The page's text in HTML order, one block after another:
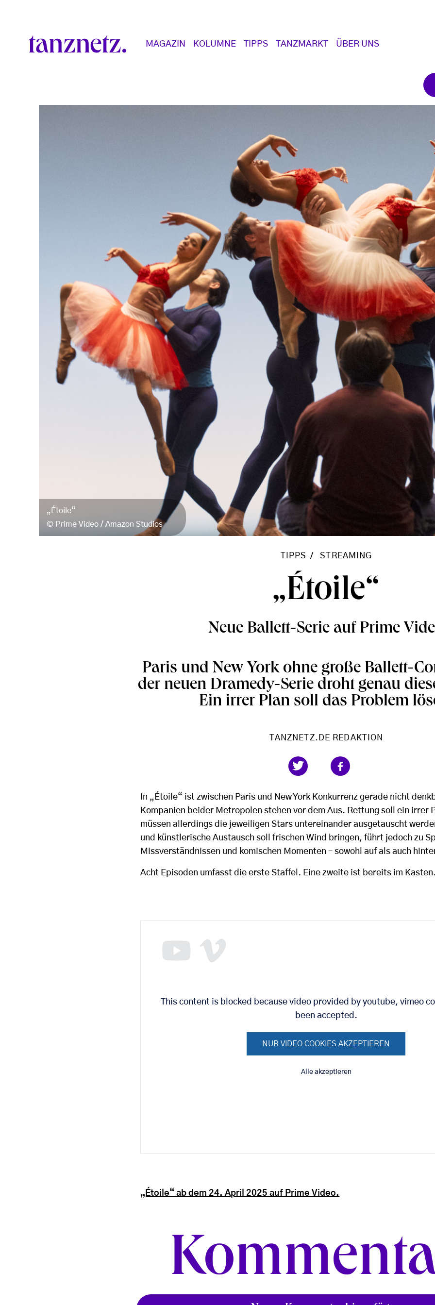
Main navigation
MAGAZIN KOLUMNE TIPPS TANZMARKT ÜBER UNS
„Étoile“
Prime Video / Amazon Studios
TIPPS STREAMING
„Étoile“
Neue Ballett-Serie auf Prime
Paris und New York ohne große Ballett-
der neuen Dramedy-Serie droht genau
Ein irrer Plan soll das Problem
TANZNETZ.DE REDAKTION
In „Étoile“ ist zwischen Paris und New York Konkurrenz gerade nicht
Kompanien beider Metropolen stehen vor dem Aus. Rettung soll ein irrer
müssen allerdings die jeweiligen Stars untereinander ausgetauscht
und künstlerische Austausch soll frischen Wind bringen, führt jedoch zu
Missverständnissen und komischen Momenten – sowohl auf als auch
Acht Episoden umfasst die erste Staffel. Eine zweite ist bereits im
This content is blocked because video provided by youtube, vimeo
been accepted.
NUR VIDEO COOKIES AKZEPTIEREN
Alle akzeptieren
„Étoile“ ab dem 24. April 2025 auf Prime Video.